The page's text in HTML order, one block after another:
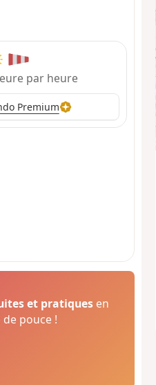
par heure
Premium
et pratiques en
pouce !